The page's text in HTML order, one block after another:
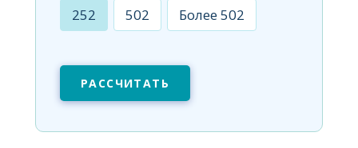
252
502 Более 502
РАССЧИТАТЬ